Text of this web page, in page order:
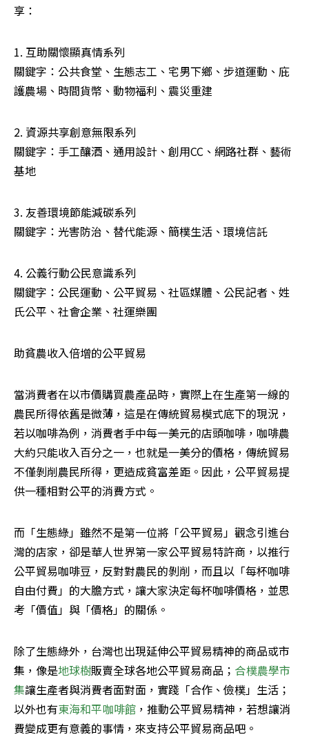
享：
1. 互助關懷顯真情系列
關鍵字：公共食堂、生態志工、宅男下鄉、步道運動、庇
護農場、時間貨幣、動物福利、震災重建
2. 資源共享創意無限系列
關鍵字：手工釀酒、通用設計、創用CC、網路社群、藝術
基地
3. 友善環境節能減碳系列
關鍵字：光害防治、替代能源、簡樸生活、環境信託
4. 公義行動公民意識系列
關鍵字：公民運動、公平貿易、社區媒體、公民記者、姓
氏公平、社會企業、社運樂團
助貧農收入倍增的公平貿易
當消費者在以市價購買農產品時，實際上在生產第一線的
農民所得依舊是微薄，這是在傳統貿易模式底下的現況，
若以咖啡為例，消費者手中每一美元的店頭咖啡，咖啡農
大約只能收入百分之一，也就是一美分的價格，傳統貿易
不僅剝削農民所得，更造成貧富差距。因此，公平貿易提
供一種相對公平的消費方式。
而「生態綠」雖然不是第一位將「公平貿易」觀念引進台
灣的店家，卻是華人世界第一家公平貿易特許商，以推行
公平貿易咖啡豆，反對對農民的剝削，而且以「每杯咖啡
自由付費」的大膽方式，讓大家決定每杯咖啡價格，並思
考「價值」與「價格」的關係。
除了生態綠外，台灣也出現延伸公平貿易精神的商品或市
集，像是地球樹販賣全球各地公平貿易商品； 合樸農學市
集讓生產者與消費者面對面，實踐「合作、儉樸」生活；
以外也有東海和平咖啡館 ，推動公平貿易精神，若想讓消
費變成更有意義的事情，來支持公平貿易商品吧。